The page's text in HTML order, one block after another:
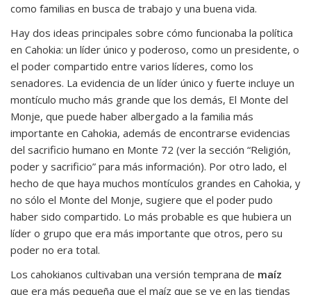
como familias en busca de trabajo y una buena vida.
Hay dos ideas principales sobre cómo funcionaba la política
en Cahokia: un líder único y poderoso, como un presidente, o
el poder compartido entre varios líderes, como los
senadores. La evidencia de un líder único y fuerte incluye un
montículo mucho más grande que los demás, El Monte del
Monje, que puede haber albergado a la familia más
importante en Cahokia, además de encontrarse evidencias
del sacrificio humano en Monte 72 (ver la sección “Religión,
poder y sacrificio” para más información). Por otro lado, el
hecho de que haya muchos montículos grandes en Cahokia, y
no sólo el Monte del Monje, sugiere que el poder pudo
haber sido compartido. Lo más probable es que hubiera un
líder o grupo que era más importante que otros, pero su
poder no era total.
Los cahokianos cultivaban una versión temprana de maíz
que era más pequeña que el maíz que se ve en las tiendas